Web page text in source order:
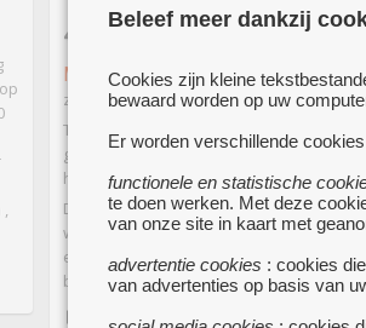
Beleef meer dankzij
Cookies zijn kleine
bewaard worden op uw
Er worden verschillende
functionele en statistische
te doen werken. Met deze
van onze site in kaart met
advertentie cookies : cookies
van advertenties op basis van
435 000 €
MOL
• Huis met dokterspraktijk en
zuidgerichte tuin in het centrum van Mol
Te koop: charmante woning met
geïntegreerde dokterspraktijk, gelegen in
het hart van Mol.
De praktijk bestaat uit een ruime
wachtzaal, kantoor en toilet. Ideaal voor
een zelfstandige arts of paramedisch
beroep.meer...